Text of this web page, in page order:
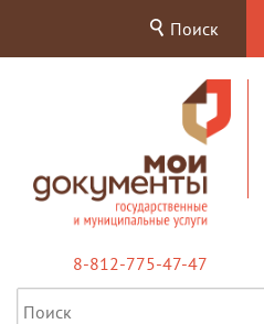
Поиск
8-812-775-47-47